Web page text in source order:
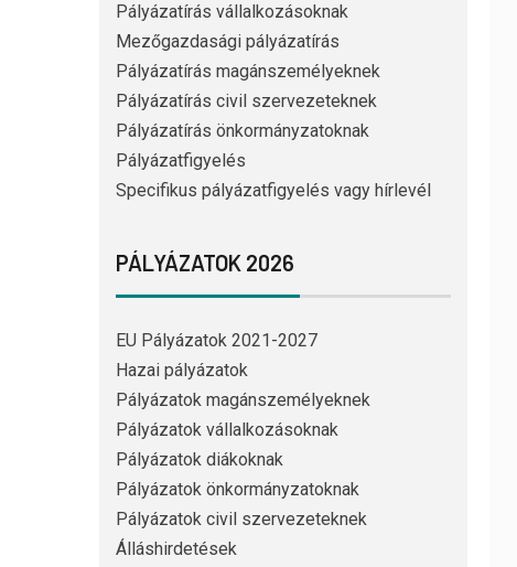
Pályázatírás vállalkozásoknak
Mezőgazdasági pályázatírás
Pályázatírás magánszemélyeknek
Pályázatírás civil szervezeteknek
Pályázatírás önkormányzatoknak
Pályázatfigyelés
Specifikus pályázatfigyelés vagy hírlevél
PÁLYÁZATOK 2026
EU Pályázatok 2021-2027
Hazai pályázatok
Pályázatok magánszemélyeknek
Pályázatok vállalkozásoknak
Pályázatok diákoknak
Pályázatok önkormányzatoknak
Pályázatok civil szervezeteknek
Álláshirdetések